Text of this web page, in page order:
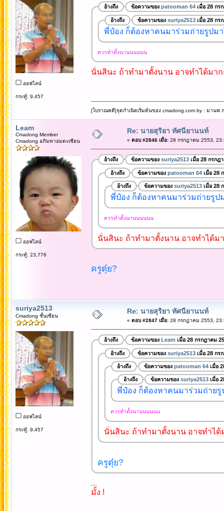
ออฟไลน์
กระทู้: 9,457
อ้างถึง ข้อความของ patooman 64เมื่อ 28 กร
อ้างถึง ข้อความของ suriya2513เมื่อ 28 กร
พี่ป๋อง ก็ต้องหาคนมาร่วมถ่ายรูปม
ควรทำตั้งนานนนนนน
นั่นสินะ ถ้าทำมาตั้งนาน อาจทำได้มา
[โบราณคดี]จุดกำเนิดเริ่มต้นของ cmadong.com by : มานพ
Leam
Cmadong Member
Cmadong อภิมหาอมตะเซียน
ออฟไลน์
กระทู้: 23,776
Re: นายสุริยา ทัศนียานนท์
« ตอบ #2846 เมื่อ:28 กรกฎาคม 2553,
อ้างถึง ข้อความของ suriya2513เมื่อ 28 กรกฎ
อ้างถึง ข้อความของ patooman 64เมื่อ 28
อ้างถึง ข้อความของ suriya2513เมื่อ 28
พี่ป๋อง ก็ต้องหาคนมาร่วมถ่ายรูป
ควรทำตั้งนานนนนนน
นั่นสินะ ถ้าทำมาตั้งนาน อาจทำได้ม
ครูตุ๋ย?
suriya2513
Cmadong ชั้นเซียน
ออฟไลน์
กระทู้: 9,457
Re: นายสุริยา ทัศนียานนท์
« ตอบ #2847 เมื่อ:28 กรกฎาคม 2553,
อ้างถึง ข้อความของ Leam เมื่อ 28 กรกฎาคม
อ้างถึง ข้อความของ suriya2513เมื่อ 28 กร
อ้างถึง ข้อความของ patooman 64เมื่อ
อ้างถึง ข้อความของ suriya2513เมื่อ
พี่ป๋อง ก็ต้องหาคนมาร่วมถ่าย
ควรทำตั้งนานนนนนน
นั่นสินะ ถ้าทำมาตั้งนาน อาจทำได้
ครูตุ๋ย?
...
มั้ง !